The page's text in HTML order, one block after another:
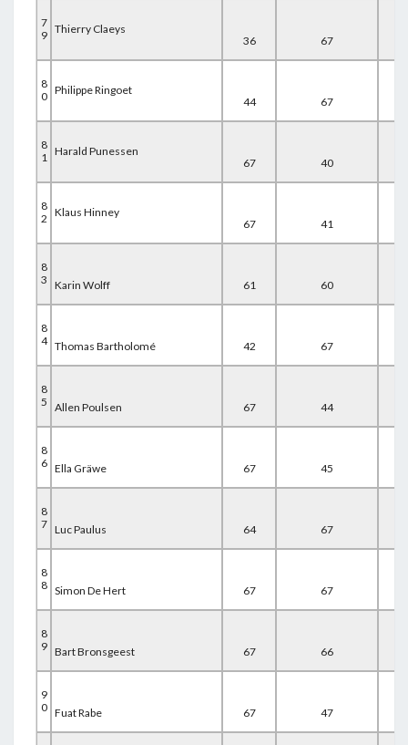
7
9 Thierry Claeys
36
67
8
0 Philippe Ringoet
44
67
8
1 Harald Punessen
67
40
8
2
Klaus Hinney
67
41
8
3
Karin Wolff 61 60
8
4 Thomas Bartholomé 42 67
8
5
Allen Poulsen 67 44
8
6 Ella Gräwe 67 45
8
7 Luc Paulus 64 67
8
8 Simon De Hert 67 67
8
9 Bart Bronsgeest 67 66
9
0 Fuat Rabe 67 47